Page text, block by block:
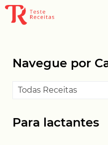
Navegue por
Para lactantes